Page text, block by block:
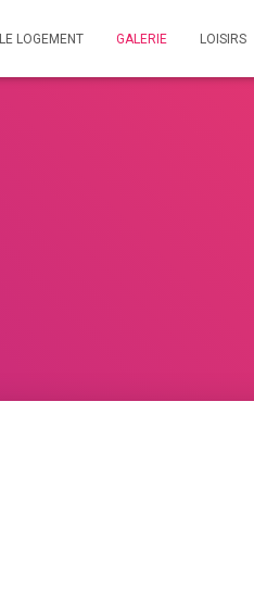
LE LOGEMENT GALERIE LOISIRS